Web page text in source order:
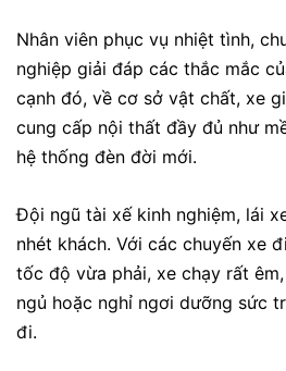
Nhân viên phục vụ nhiệt tình,
nghiệp giải đáp các thắc mắc
cạnh đó, về cơ sở vật chất, xe
cung cấp nội thất đầy đủ như
hệ thống đèn đời mới.
Đội ngũ tài xế kinh nghiệm, lái
nhét khách. Với các chuyến xe
tốc độ vừa phải, xe chạy rất
ngủ hoặc nghỉ ngơi dưỡng sức
đi.